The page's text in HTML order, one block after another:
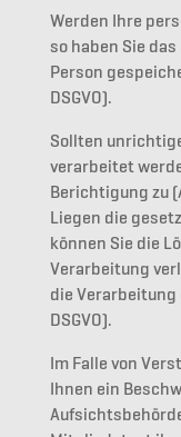
Werden Ihre
so haben Sie
Person
DSGVO).
Sollten
verarbeitet
Berichtigung zu
Liegen die
können Sie die
Verarbeitung
die Verarbeitung
DSGVO).
Im Falle von
Ihnen ein